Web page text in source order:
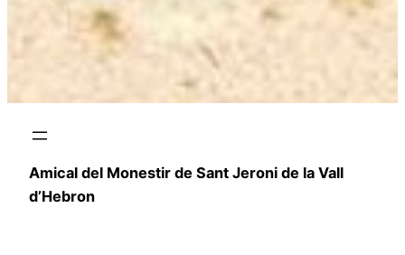
Amical del Monestir de Sant Jeroni de la Vall
d’Hebron